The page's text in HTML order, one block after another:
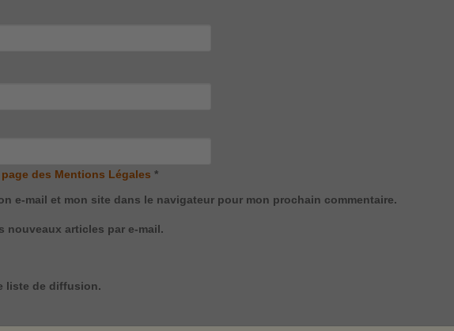
page des Mentions Légales *
e-mail et mon site dans le navigateur pour mon prochain commentaire.
nouveaux articles par e-mail.
liste de diffusion.